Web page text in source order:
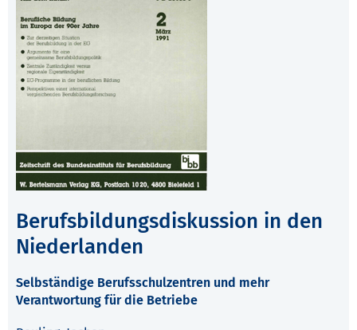
Berufsbildungsdiskussion in den
Niederlanden
Selbständige Berufsschulzentren und mehr
Verantwortung für die Betriebe